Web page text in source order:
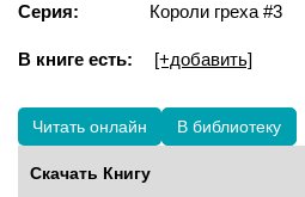
Серия: Короли греха #3
В книге есть: [+добавить]
Читать онлайн В библиотеку
Скачать Книгу